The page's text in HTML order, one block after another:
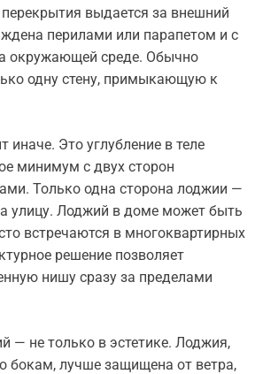
выдается за внешний
перилами или парапетом и с
окружающей среде. Обычно
одну стену, примыкающую к
Это углубление в теле
минимум с двух сторон
Только одна сторона лоджии —
улицу. Лоджий в доме может быть
встречаются в многоквартирных
решение позволяет
нишу сразу за пределами
— не только в эстетике. Лоджия,
бокам, лучше защищена от ветра,